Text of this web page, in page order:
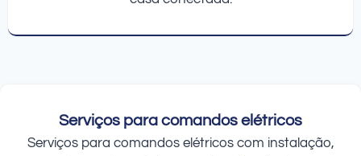
Serviços para comandos elétricos
Serviços para comandos elétricos com instalação,